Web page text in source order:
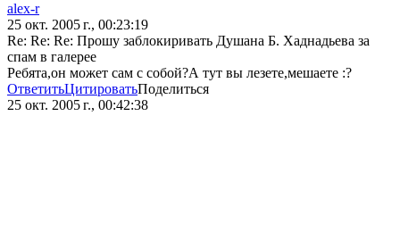
alex-r
25 окт. 2005 г., 00:23:19
Re: Re: Re: Прошу заблокиривать Душана Б. Хаднадьева за
спам в галерее
Ребята,он может сам с собой?А тут вы лезете,мешаете :?
ОтветитьЦитироватьПоделиться
25 окт. 2005 г., 00:42:38